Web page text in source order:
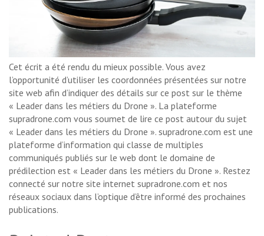
Cet écrit a été rendu du mieux possible. Vous avez
l’opportunité d’utiliser les coordonnées présentées sur notre
site web afin d’indiquer des détails sur ce post sur le thème
« Leader dans les métiers du Drone ». La plateforme
supradrone.com vous soumet de lire ce post autour du sujet
« Leader dans les métiers du Drone ». supradrone.com est une
plateforme d’information qui classe de multiples
communiqués publiés sur le web dont le domaine de
prédilection est « Leader dans les métiers du Drone ». Restez
connecté sur notre site internet supradrone.com et nos
réseaux sociaux dans l’optique d’être informé des prochaines
publications.